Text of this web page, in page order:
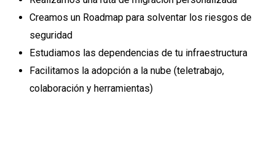
Creamos un Roadmap para solventar los riesgos de
seguridad
Estudiamos las dependencias de tu infraestructura
Facilitamos la adopción a la nube (teletrabajo,
colaboración y herramientas)